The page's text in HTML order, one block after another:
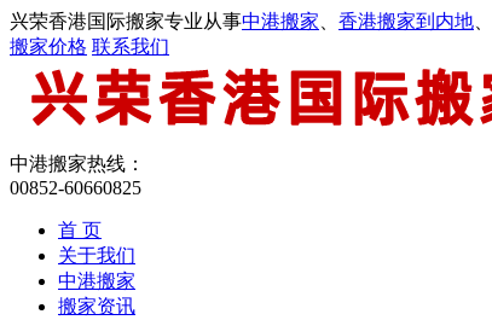
兴荣香港国际搬家专业从事中港搬家 香港搬家到内地
搬家价格 联系我们
中港搬家热线：
00852-60660825
首 页
关于我们
中港搬家
搬家资讯